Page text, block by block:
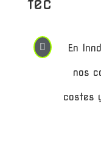
 En
nos
costes